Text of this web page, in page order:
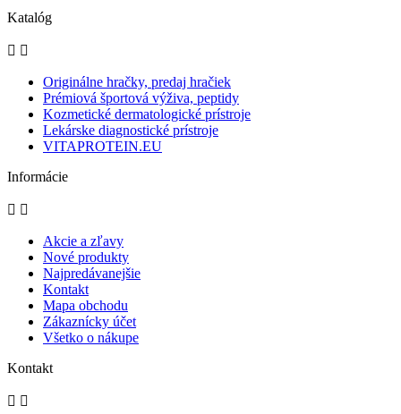
Katalóg
 
Originálne hračky, predaj hračiek
Prémiová športová výživa, peptidy
Kozmetické dermatologické prístroje
Lekárske diagnostické prístroje
VITAPROTEIN.EU
Informácie
 
Akcie a zľavy
Nové produkty
Najpredávanejšie
Kontakt
Mapa obchodu
Zákaznícky účet
Všetko o nákupe
Kontakt
 